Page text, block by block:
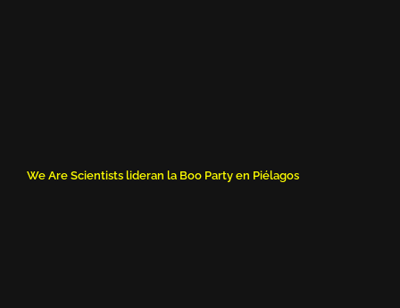
We Are Scientists lideran la Boo Party en Piélagos